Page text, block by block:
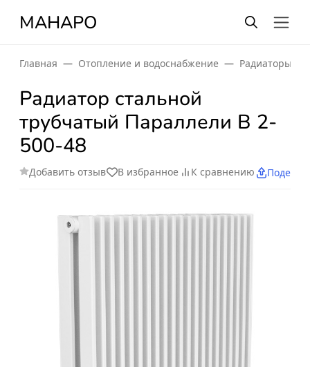
МАНАРО
Главная Отопление и водоснабжение Радиаторы
Радиатор стальной
трубчатый Параллели В 2-
500-48
Добавить отзыв В избранное К сравнению